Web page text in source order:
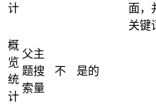
计
面，
关键
概
览
统
计
父主
题搜
索量
不 是的